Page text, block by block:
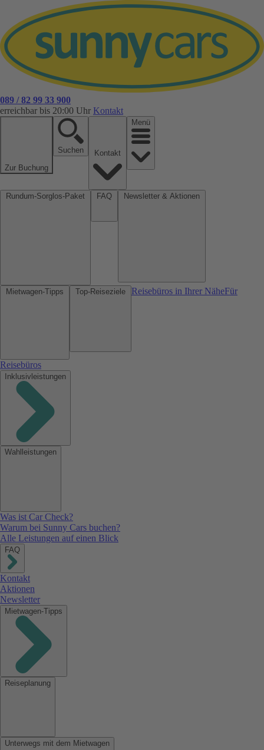
089 / 82 99 33 900
erreichbar bis 20:00 Uhr Kontakt
Zur Buchung
Suchen
Menü
Reisebüros in Ihrer NäheFür
Reisebüros
Inklusivleistungen
Wahlleistungen
Was ist Car Check?
Warum bei Sunny Cars buchen?
Alle Leistungen auf einen Blick
FAQ
Kontakt
Aktionen
Newsletter
Mietwagen-Tipps
Reiseplanung
Unterwegs mit dem Mietwagen